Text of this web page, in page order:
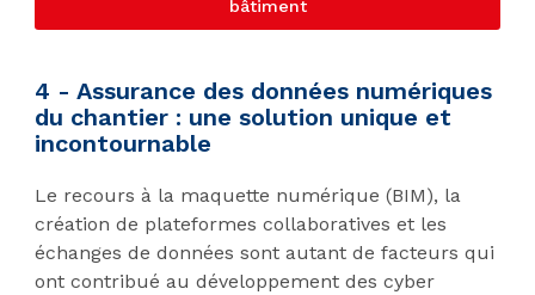
bâtiment
4 - Assurance des données numériques
du chantier : une solution unique et
incontournable
Le recours à la maquette numérique (BIM), la
création de plateformes collaboratives et les
échanges de données sont autant de facteurs qui
ont contribué au développement des cyber